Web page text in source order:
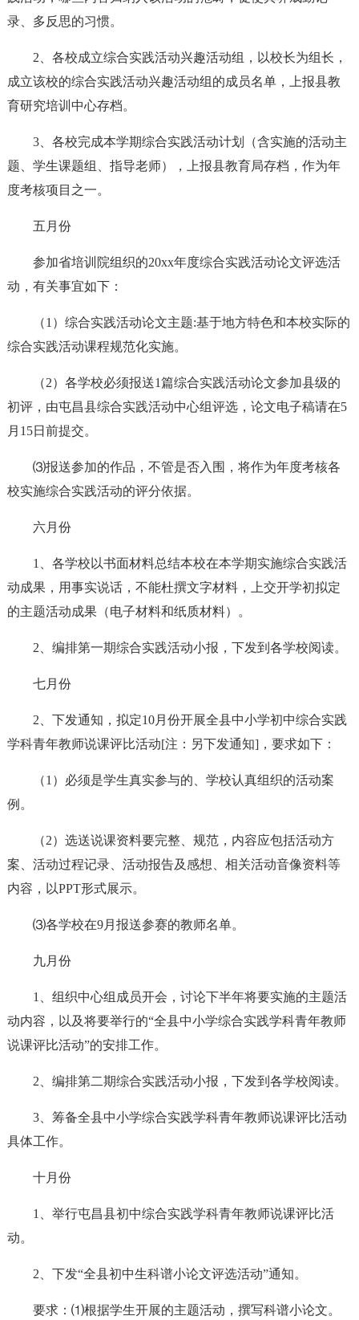
录、多反思的习惯。
2、各校成立综合实践活动兴趣活动组，以校长为组长，
成立该校的综合实践活动兴趣活动组的成员名单，上报县教
育研究培训中心存档。
3、各校完成本学期综合实践活动计划（含实施的活动主
题、学生课题组、指导老师），上报县教育局存档，作为年
度考核项目之一。
五月份
参加省培训院组织的20xx年度综合实践活动论文评选活
动，有关事宜如下：
（1）综合实践活动论文主题:基于地方特色和本校实际的
综合实践活动课程规范化实施。
（2）各学校必须报送1篇综合实践活动论文参加县级的
初评，由屯昌县综合实践活动中心组评选，论文电子稿请在5
月15日前提交。
⑶报送参加的作品，不管是否入围，将作为年度考核各
校实施综合实践活动的评分依据。
六月份
1、各学校以书面材料总结本校在本学期实施综合实践活
动成果，用事实说话，不能杜撰文字材料，上交开学初拟定
的主题活动成果（电子材料和纸质材料）。
2、编排第一期综合实践活动小报，下发到各学校阅读。
七月份
2、下发通知，拟定10月份开展全县中小学初中综合实践
学科青年教师说课评比活动[注：另下发通知]，要求如下：
（1）必须是学生真实参与的、学校认真组织的活动案
例。
（2）选送说课资料要完整、规范，内容应包括活动方
案、活动过程记录、活动报告及感想、相关活动音像资料等
内容，以PPT形式展示。
⑶各学校在9月报送参赛的教师名单。
九月份
1、组织中心组成员开会，讨论下半年将要实施的主题活
动内容，以及将要举行的“全县中小学综合实践学科青年教师
说课评比活动”的安排工作。
2、编排第二期综合实践活动小报，下发到各学校阅读。
3、筹备全县中小学综合实践学科青年教师说课评比活动
具体工作。
十月份
1、举行屯昌县初中综合实践学科青年教师说课评比活
动。
2、下发“全县初中生科谱小论文评选活动”通知。
要求：⑴根据学生开展的主题活动，撰写科谱小论文。